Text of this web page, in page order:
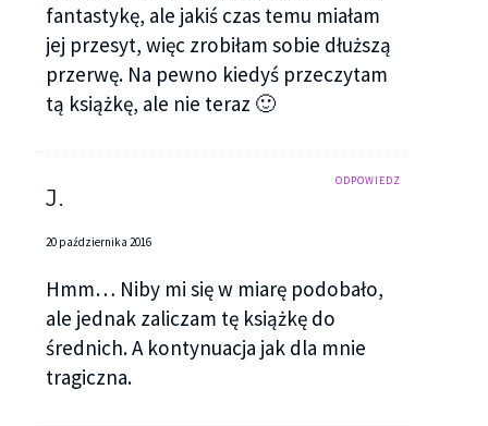
fantastykę, ale jakiś czas temu miałam
jej przesyt, więc zrobiłam sobie dłuższą
przerwę. Na pewno kiedyś przeczytam
tą książkę, ale nie teraz 🙂
ODPOWIEDZ
J.
20 października 2016
Hmm… Niby mi się w miarę podobało,
ale jednak zaliczam tę książkę do
średnich. A kontynuacja jak dla mnie
tragiczna.